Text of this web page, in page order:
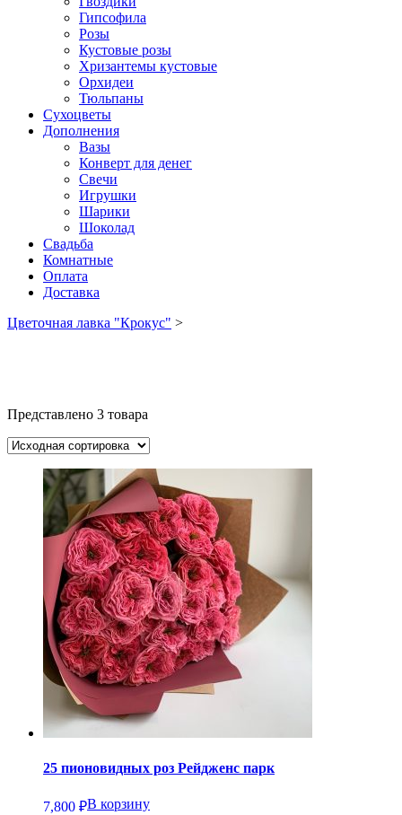
Гипсофила
Розы
Кустовые розы
Хризантемы кустовые
Орхидеи
Тюльпаны
Сухоцветы
Дополнения
Вазы
Конверт для денег
Свечи
Игрушки
Шарики
Шоколад
Свадьба
Комнатные
Оплата
Доставка
Цветочная лавка "Крокус" >
Представлено 3 товара
25 пионовидных роз Рейдженс парк
7,800 ₽В корзину